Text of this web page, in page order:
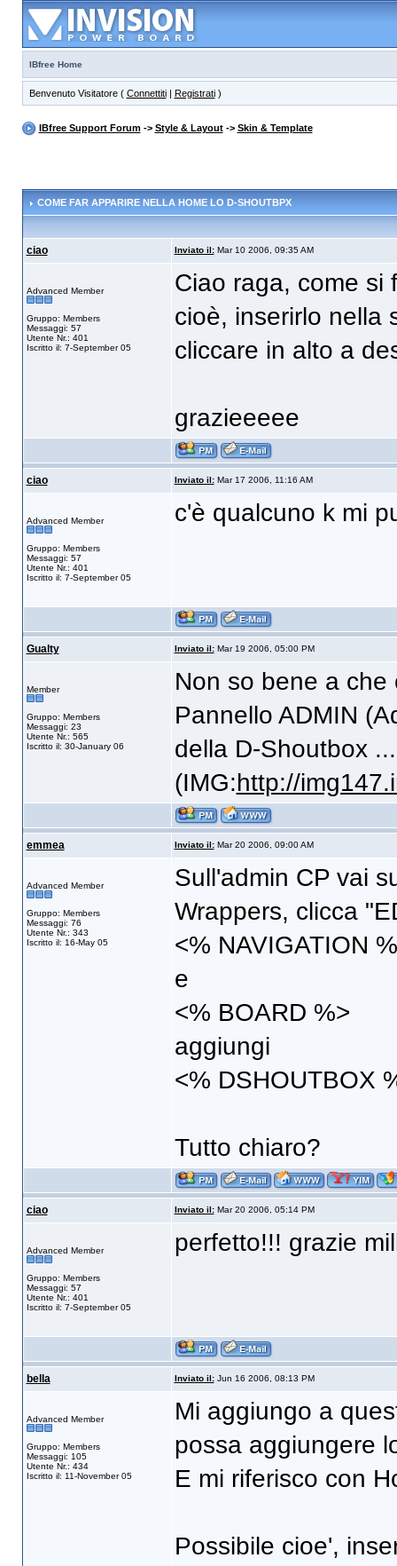
IBfree Home
Benvenuto Visitatore ( Connettiti| Registrati)
IBfree Support Forum-> Style & Layout-> Skin & Template
COME FAR APPARIRE NELLA HOME LO D-SHOUTBPX
ciao Inviato il:Mar 10 2006, 09:35 AM
Advanced Member
Gruppo: Members
Messaggi: 57
Utente Nr.: 401
Iscritto il: 7-September 05
Ciao raga, come si
cioè, inserirlo nella
cliccare in alto a
grazieeeee
ciao Inviato il:Mar 17 2006, 11:16 AM
Advanced Member
Gruppo: Members
Messaggi: 57
Utente Nr.: 401
Iscritto il: 7-September 05
c'è qualcuno k mi
Gualty Inviato il:Mar 19 2006, 05:00 PM
Member
Gruppo: Members
Messaggi: 23
Utente Nr.: 565
Iscritto il: 30-January 06
Non so bene a
Pannello ADMIN
della D-Shoutbox
(IMG:http://
emmea Inviato il:Mar 20 2006, 09:00 AM
Advanced Member
Gruppo: Members
Messaggi: 76
Utente Nr.: 343
Iscritto il: 16-May 05
Sull'admin CP vai
Wrappers, clicca
<% NAVIGATION
e
<% BOARD %>
aggiungi
<% DSHOUTBOX
Tutto chiaro?
ciao Inviato il:Mar 20 2006, 05:14 PM
Advanced Member
Gruppo: Members
Messaggi: 57
Utente Nr.: 401
Iscritto il: 7-September 05
perfetto!!! grazie
bella Inviato il:Jun 16 2006, 08:13 PM
Advanced Member
Gruppo: Members
Messaggi: 105
Utente Nr.: 434
Iscritto il: 11-November 05
Mi aggiungo a
possa aggiungere
E mi riferisco con
Possibile cioe',